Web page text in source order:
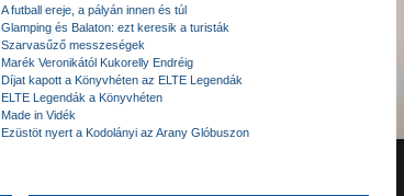
A futball ereje, a pályán innen és túl
Glamping és Balaton: ezt keresik a turisták
Szarvasűző messzeségek
Marék Veronikától Kukorelly Endréig
Díjat kapott a Könyvhéten az ELTE Legendák
ELTE Legendák a Könyvhéten
Made in Vidék
Ezüstöt nyert a Kodolányi az Arany Glóbuszon